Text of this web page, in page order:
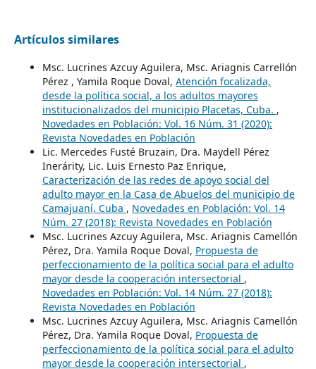
Artículos similares
Msc. Lucrines Azcuy Aguilera, Msc. Ariagnis Carrellón
Pérez , Yamila Roque Doval, Atención focalizada,
desde la política social, a los adultos mayores
institucionalizados del municipio Placetas, Cuba. ,
Novedades en Población: Vol. 16 Núm. 31 (2020):
Revista Novedades en Población
Lic. Mercedes Fusté Bruzain, Dra. Maydell Pérez
Inerárity, Lic. Luis Ernesto Paz Enrique,
Caracterización de las redes de apoyo social del
adulto mayor en la Casa de Abuelos del municipio de
Camajuaní, Cuba , Novedades en Población: Vol. 14
Núm. 27 (2018): Revista Novedades en Población
Msc. Lucrines Azcuy Aguilera, Msc. Ariagnis Camellón
Pérez, Dra. Yamila Roque Doval, Propuesta de
perfeccionamiento de la política social para el adulto
mayor desde la cooperación intersectorial ,
Novedades en Población: Vol. 14 Núm. 27 (2018):
Revista Novedades en Población
Msc. Lucrines Azcuy Aguilera, Msc. Ariagnis Camellón
Pérez, Dra. Yamila Roque Doval, Propuesta de
perfeccionamiento de la política social para el adulto
mayor desde la cooperación intersectorial ,